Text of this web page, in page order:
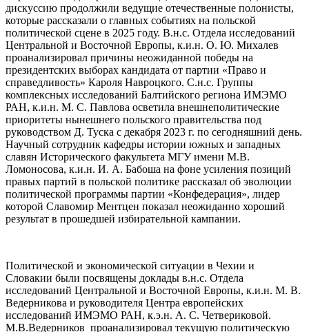
дискуссию продолжили ведущие отечественные полонисты,
которые рассказали о главных событиях на польской
политической сцене в 2025 году. В.н.с. Отдела исследований
Центральной и Восточной Европы, к.и.н. О. Ю. Михалев
проанализировал причины неожиданной победы на
президентских выборах кандидата от партии «Право и
справедливость» Кароля Навроцкого. С.н.с. Группы
комплексных исследований Балтийского региона ИМЭМО
РАН, к.и.н. М. С. Павлова осветила внешнеполитические
приоритеты нынешнего польского правительства под
руководством Д. Туска с декабря 2023 г. по сегодняшний день.
Научный сотрудник кафедры истории южных и западных
славян Исторического факультета МГУ имени М.В.
Ломоносова, к.и.н. И. А. Бабоша на фоне усиления позиций
правых партий в польской политике рассказал об эволюции
политической программы партии «Конфедерация», лидер
которой Славомир Ментцен показал неожиданно хороший
результат в прошедшей избирательной кампании.
Политической и экономической ситуации в Чехии и
Словакии были посвящены доклады в.н.с. Отдела
исследований Центральной и Восточной Европы, к.и.н. М. В.
Ведерникова и руководителя Центра европейских
исследований ИМЭМО РАН, к.э.н. А. С. Четвериковой.
М.В.Ведерников проанализировал текущую политическую